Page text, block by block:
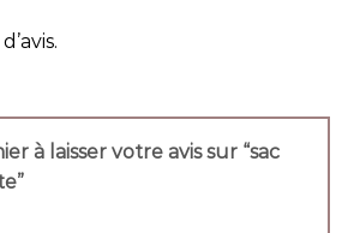
à laisser votre avis sur “sac